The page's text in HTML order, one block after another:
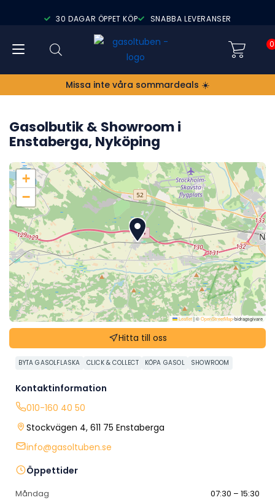
30 DAGAR ÖPPET KÖP SNABBA LEVERANSER
0
Missa inte våra sommardeals ☀️
Gasolbutik & Showroom i
Enstaberga, Nyköping
+
−
Leaflet |©OpenStreetMap-bidragsgivare
Hitta till oss
BYTA GASOLFLASKA CLICK & COLLECT KÖPA GASOL SHOWROOM
Kontaktinformation
010-160 40 50
Stockvägen 4, 611 75 Enstaberga
info@gasoltuben.se
Öppettider
Måndag
07:30 – 15:30